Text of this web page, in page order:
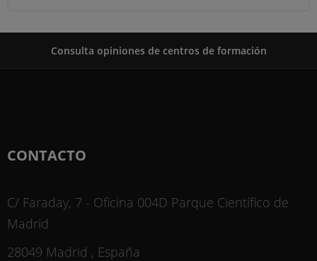
Consulta opiniones de centros de formación
CONTACTO
C/ Faraday, 7 - Oficina 004D Parque Científico de
Madrid
28049 Madrid , España